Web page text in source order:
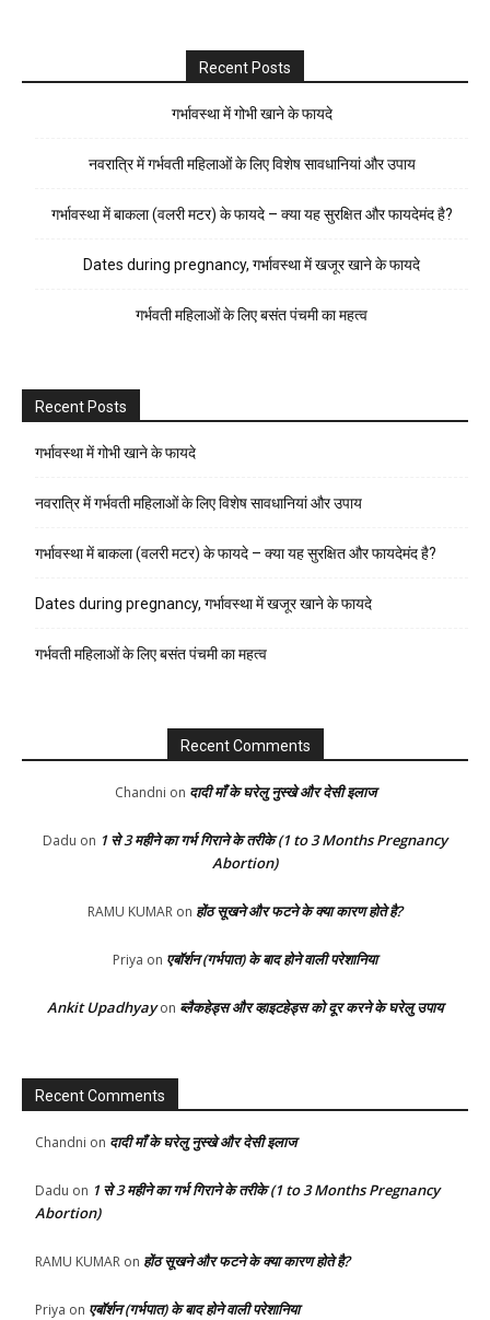
Recent Posts
गर्भावस्था में गोभी खाने के फायदे
नवरात्रि में गर्भवती महिलाओं के लिए विशेष सावधानियां और उपाय
गर्भावस्था में बाकला (वलरी मटर) के फायदे – क्या यह सुरक्षित और फायदेमंद है?
Dates during pregnancy, गर्भावस्था में खजूर खाने के फायदे
गर्भवती महिलाओं के लिए बसंत पंचमी का महत्व
Recent Posts
गर्भावस्था में गोभी खाने के फायदे
नवरात्रि में गर्भवती महिलाओं के लिए विशेष सावधानियां और उपाय
गर्भावस्था में बाकला (वलरी मटर) के फायदे – क्या यह सुरक्षित और फायदेमंद है?
Dates during pregnancy, गर्भावस्था में खजूर खाने के फायदे
गर्भवती महिलाओं के लिए बसंत पंचमी का महत्व
Recent Comments
Chandni on दादी माँ के घरेलु नुस्खे और देसी इलाज
Dadu on 1 से 3 महीने का गर्भ गिराने के तरीके (1 to 3 Months Pregnancy
Abortion)
RAMU KUMAR on होंठ सूखने और फटने के क्या कारण होते है?
Priya on एबॉर्शन (गर्भपात) के बाद होने वाली परेशानिया
Ankit Upadhyayon ब्लैकहेड्स और व्हाइटहेड्स को दूर करने के घरेलु उपाय
Recent Comments
Chandni on दादी माँ के घरेलु नुस्खे और देसी इलाज
Dadu on 1 से 3 महीने का गर्भ गिराने के तरीके (1 to 3 Months Pregnancy
Abortion)
RAMU KUMAR on होंठ सूखने और फटने के क्या कारण होते है?
Priya on एबॉर्शन (गर्भपात) के बाद होने वाली परेशानिया